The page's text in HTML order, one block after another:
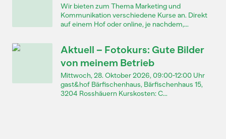
Wir bieten zum Thema Marketing und
Kommunikation verschiedene Kurse an. Direkt
auf einem Hof oder online, je nachdem,...
Aktuell – Fotokurs: Gute Bilder
von meinem Betrieb
Mittwoch, 28. Oktober 2026, 09:00-12:00 Uhr
gast&hof Bärfischenhaus, Bärfischenhaus 15,
3204 Rosshäuern Kurskosten: C...